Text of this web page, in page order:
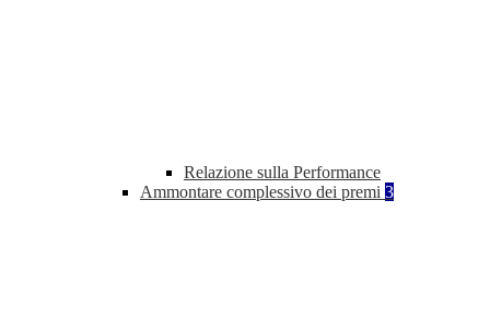
Relazione sulla Performance
Ammontare complessivo dei premi 3